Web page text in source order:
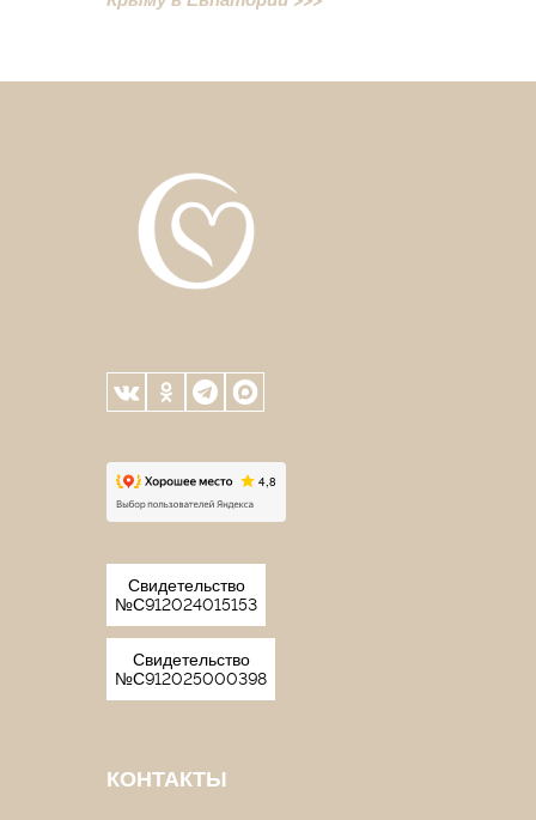
Свидетельство
№С912024015153
Свидетельство
№С912025000398
КОНТАКТЫ